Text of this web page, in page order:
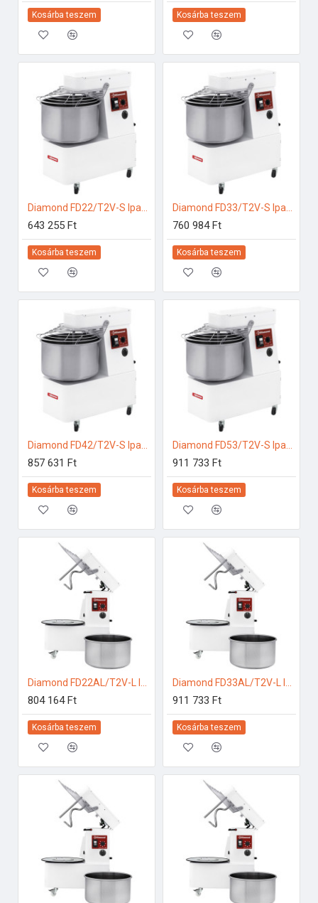
Kosárba teszem Kosárba teszem
643 255 Ft
Kosárba teszem
760 984 Ft
Kosárba teszem
857 631 Ft
Kosárba teszem
911 733 Ft
Kosárba teszem
804 164 Ft
Kosárba teszem
911 733 Ft
Kosárba teszem